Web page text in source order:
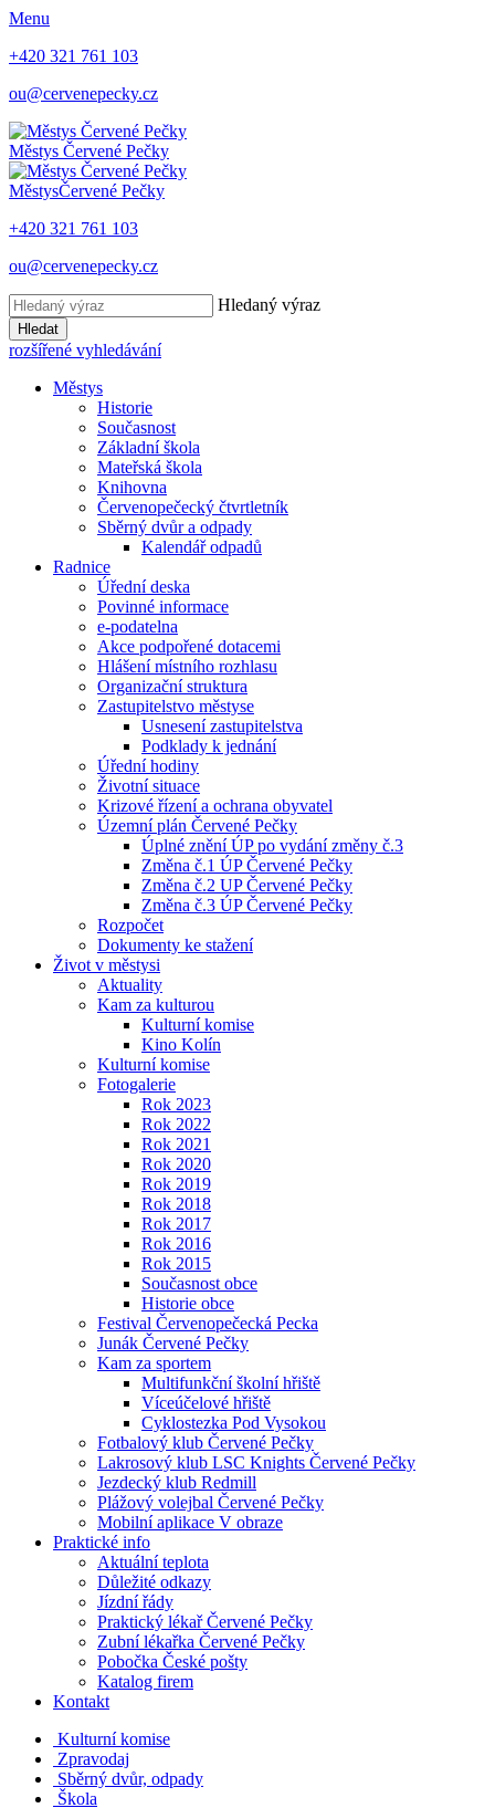
Menu
+420 321 761 103
ou@cervenepecky.cz
Městys Červené Pečky
MěstysČervené Pečky
+420 321 761 103
ou@cervenepecky.cz
Hledaný výraz
Hledat
rozšířené vyhledávání
Městys
Historie
Současnost
Základní škola
Mateřská škola
Knihovna
Červenopečecký čtvrtletník
Sběrný dvůr a odpady
Kalendář odpadů
Radnice
Úřední deska
Povinné informace
e-podatelna
Akce podpořené dotacemi
Hlášení místního rozhlasu
Organizační struktura
Zastupitelstvo městyse
Usnesení zastupitelstva
Podklady k jednání
Úřední hodiny
Životní situace
Krizové řízení a ochrana obyvatel
Územní plán Červené Pečky
Úplné znění ÚP po vydání změny č.3
Změna č.1 ÚP Červené Pečky
Změna č.2 UP Červené Pečky
Změna č.3 ÚP Červené Pečky
Rozpočet
Dokumenty ke stažení
Život v městysi
Aktuality
Kam za kulturou
Kulturní komise
Kino Kolín
Kulturní komise
Fotogalerie
Rok 2023
Rok 2022
Rok 2021
Rok 2020
Rok 2019
Rok 2018
Rok 2017
Rok 2016
Rok 2015
Současnost obce
Historie obce
Festival Červenopečecká Pecka
Junák Červené Pečky
Kam za sportem
Multifunkční školní hřiště
Víceúčelové hřiště
Cyklostezka Pod Vysokou
Fotbalový klub Červené Pečky
Lakrosový klub LSC Knights Červené Pečky
Jezdecký klub Redmill
Plážový volejbal Červené Pečky
Mobilní aplikace V obraze
Praktické info
Aktuální teplota
Důležité odkazy
Jízdní řády
Praktický lékař Červené Pečky
Zubní lékařka Červené Pečky
Pobočka České pošty
Katalog firem
Kontakt
Kulturní komise
Zpravodaj
Sběrný dvůr, odpady
Škola